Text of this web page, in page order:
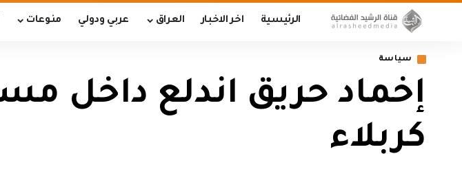
الرئيسية اخر الاخبار العراق عربي ودولي منوعات
سياسة
إخماد حريق اندلع داخل
كربلاء